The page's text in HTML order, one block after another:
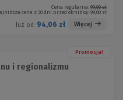
Cena regularna: 99,00 zł
cena z 30 dni przed obniżką:99,00 zł
Już od: 94,06 zł Więcej
Promocja!
i regionalizmu